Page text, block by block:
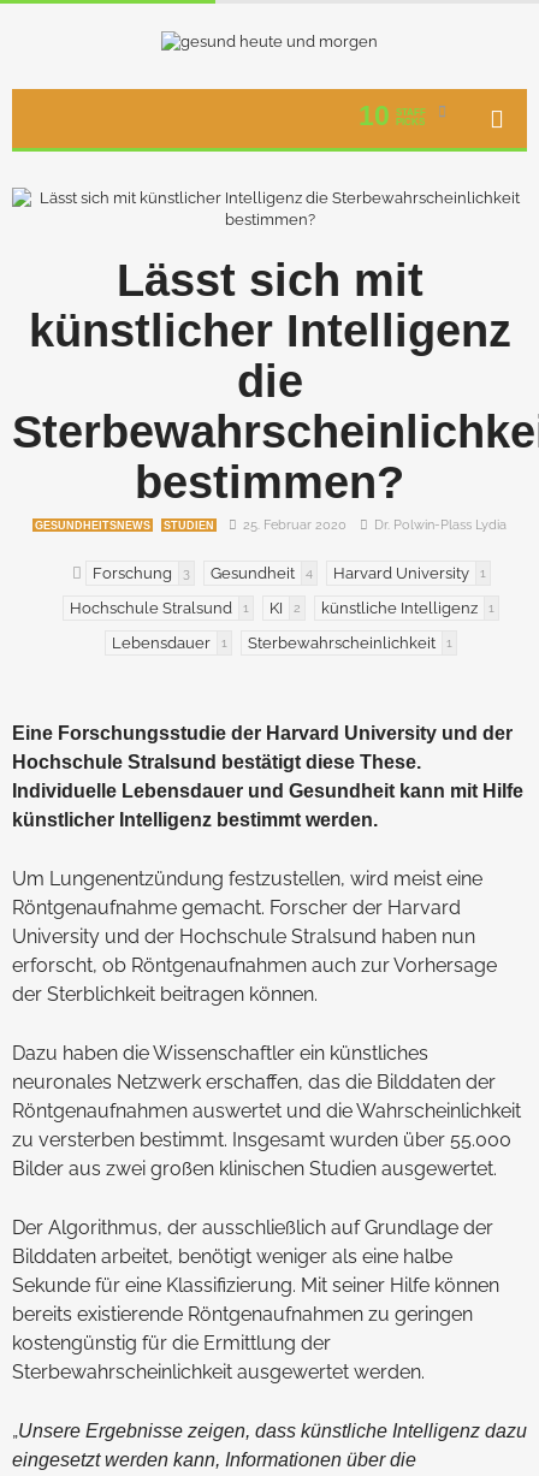
10
STAFF
PICKS
Lässt sich mit
künstlicher Intelligenz
die
bestimmen?
GESUNDHEITSNEWS STUDIEN 25. Februar 2020 Dr. Polwin-Plass Lydia
Forschung 3 Gesundheit 4 Harvard University 1
Hochschule Stralsund 1 KI 2 künstliche Intelligenz 1
Lebensdauer 1 Sterbewahrscheinlichkeit 1
Eine Forschungsstudie der Harvard University und der
Hochschule Stralsund bestätigt diese These.
Individuelle Lebensdauer und Gesundheit kann mit Hilfe
künstlicher Intelligenz bestimmt werden.
Um Lungenentzündung festzustellen, wird meist eine
Röntgenaufnahme gemacht. Forscher der Harvard
University und der Hochschule Stralsund haben nun
erforscht, ob Röntgenaufnahmen auch zur Vorhersage
der Sterblichkeit beitragen können.
Dazu haben die Wissenschaftler ein künstliches
neuronales Netzwerk erschaffen, das die Bilddaten der
Röntgenaufnahmen auswertet und die Wahrscheinlichkeit
zu versterben bestimmt. Insgesamt wurden über 55.000
Bilder aus zwei großen klinischen Studien ausgewertet.
Der Algorithmus, der ausschließlich auf Grundlage der
Bilddaten arbeitet, benötigt weniger als eine halbe
Sekunde für eine Klassifizierung. Mit seiner Hilfe können
bereits existierende Röntgenaufnahmen zu geringen
kostengünstig für die Ermittlung der
Sterbewahrscheinlichkeit ausgewertet werden.
„Unsere Ergebnisse zeigen, dass künstliche Intelligenz dazu
eingesetzt werden kann, Informationen über die